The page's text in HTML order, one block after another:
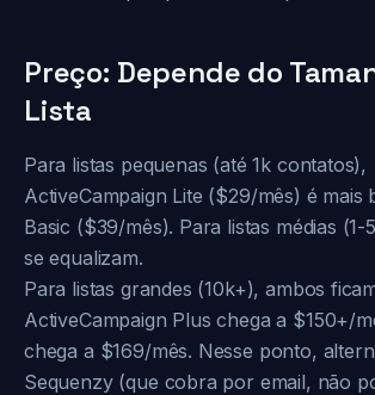
Preço: Depende do
Lista
Para listas pequenas (até 1k contatos),
ActiveCampaign Lite ($29/mês) é mais
Basic ($39/mês). Para listas médias
se equalizam.
Para listas grandes (10k+), ambos
ActiveCampaign Plus chega a $150+/
chega a $169/mês. Nesse ponto,
Sequenzy (que cobra por email, não